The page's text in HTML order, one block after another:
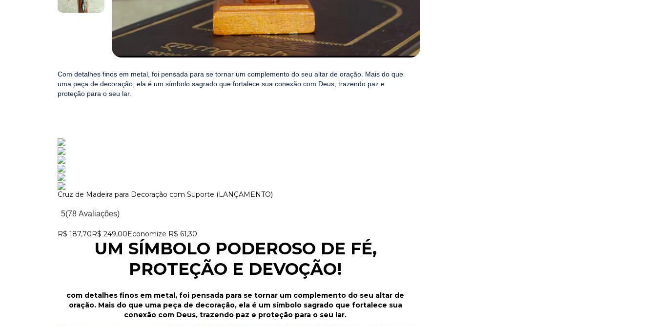
Com detalhes finos em metal, foi pensada para se tornar um complemento do seu altar de oração. Mais do que
uma peça de decoração, ela é um símbolo sagrado que fortalece sua conexão com Deus, trazendo paz e
proteção para o seu lar.
Ir para item 1
Ir para item 2
Ir para item 3
Ir para item 4
Ir para item 5
Ir para item 6
Cruz de Madeira para Decoração com Suporte (LANÇAMENTO)
5(78 Avaliações)
Preço promocional
R$ 187,70
Preço normalR$ 249,00 Economize R$ 61,30
UM SÍMBOLO PODEROSO DE FÉ,
PROTEÇÃO E DEVOÇÃO!
com detalhes finos em metal, foi pensada para se tornar um complemento do seu altar de
oração. Mais do que uma peça de decoração, ela é um símbolo sagrado que fortalece sua
conexão com Deus, trazendo paz e proteção para o seu lar.